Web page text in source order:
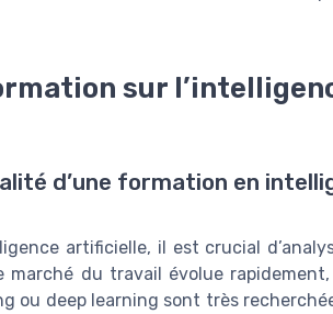
sur
d’une formation en
artificielle, il est crucial
du travail évolue
ou deep learning sont très